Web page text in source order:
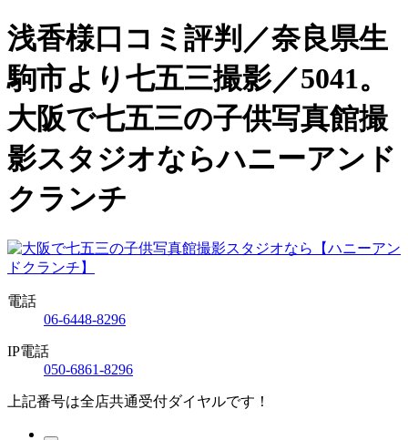
浅香様口コミ評判／奈良県生
駒市より七五三撮影／5041。
大阪で七五三の子供写真館撮
影スタジオならハニーアンド
クランチ
電話
06-6448-8296
IP電話
050-6861-8296
上記番号は全店共通受付ダイヤルです！